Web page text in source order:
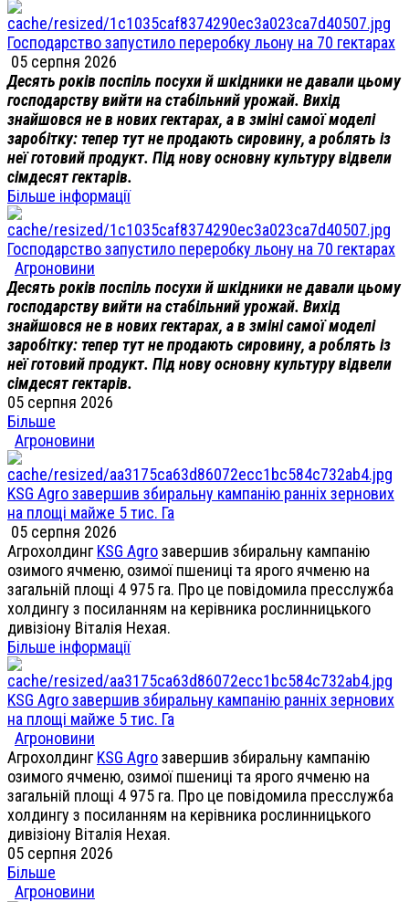
Господарство запустило переробку льону на 70 гектарах
05 серпня 2026
Десять років поспіль посухи й шкідники не давали цьому
господарству вийти на стабільний урожай. Вихід
знайшовся не в нових гектарах, а в зміні самої моделі
заробітку: тепер тут не продають сировину, а роблять із
неї готовий продукт. Під нову основну культуру відвели
сімдесят гектарів.
Більше інформації
Господарство запустило переробку льону на 70 гектарах
Агроновини
Десять років поспіль посухи й шкідники не давали цьому
господарству вийти на стабільний урожай. Вихід
знайшовся не в нових гектарах, а в зміні самої моделі
заробітку: тепер тут не продають сировину, а роблять із
неї готовий продукт. Під нову основну культуру відвели
сімдесят гектарів.
05 серпня 2026
Більше
Агроновини
KSG Agro завершив збиральну кампанію ранніх зернових
на площі майже 5 тис. Га
05 серпня 2026
АгрохолдингKSG Agroзавершив збиральну кампанію
озимого ячменю, озимої пшениці та ярого ячменю на
загальній площі 4 975 га. Про це повідомила пресслужба
холдингу з посиланням на керівника рослинницького
дивізіону Віталія Нехая.
Більше інформації
KSG Agro завершив збиральну кампанію ранніх зернових
на площі майже 5 тис. Га
Агроновини
АгрохолдингKSG Agroзавершив збиральну кампанію
озимого ячменю, озимої пшениці та ярого ячменю на
загальній площі 4 975 га. Про це повідомила пресслужба
холдингу з посиланням на керівника рослинницького
дивізіону Віталія Нехая.
05 серпня 2026
Більше
Агроновини